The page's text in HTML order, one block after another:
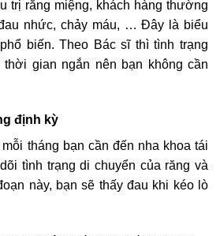
trị răng miệng, khách hàng thường
nhức, chảy máu, … Đây là biểu
biến. Theo Bác sĩ thì tình trạng
gian ngắn nên bạn không cần
định kỳ
tháng bạn cần đến nha khoa tái
tình trạng di chuyển của răng và
này, bạn sẽ thấy đau khi kéo lò